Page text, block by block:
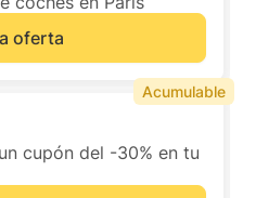
oferta
cupón del -30% en tu
Acumulable